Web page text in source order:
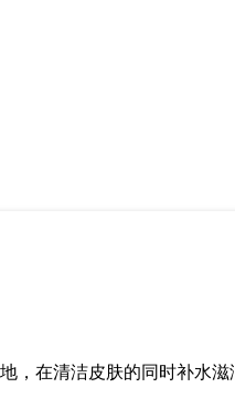
，在清洁皮肤的同时补水